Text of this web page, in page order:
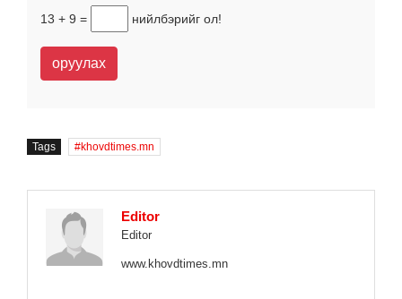
13 + 9 = нийлбэрийг ол!
оруулах
Tags khovdtimes.mn
Editor
Editor
www.khovdtimes.mn